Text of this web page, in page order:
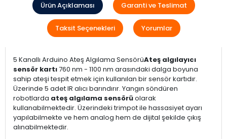
Ürün Açıklaması Garanti ve Teslimat
Taksit Seçenekleri Yorumlar
5 Kanallı Arduino Ateş Algılama SensörüAteş algılayıcı
sensör kartı760 nm - 1100 nm arasındaki dalga boyuna
sahip ateşi tespit etmek için kullanılan bir sensör kartıdır.
Üzerinde 5 adet IR alıcı barındırır. Yangın söndüren
robotlarda ateş algılama sensörüolarak
kullanabilmektedir. Üzerindeki trimpot ile hassasiyet ayarı
yapılabilmekte ve hem analog hem de dijital şekilde çıkış
alınabilmektedir.